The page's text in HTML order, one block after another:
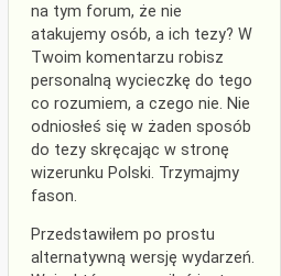
na tym forum, że nie
atakujemy osób, a ich tezy? W
Twoim komentarzu robisz
personalną wycieczkę do tego
co rozumiem, a czego nie. Nie
odniosłeś się w żaden sposób
do tezy skręcając w stronę
wizerunku Polski. Trzymajmy
fason.
Przedstawiłem po prostu
alternatywną wersję wydarzeń.